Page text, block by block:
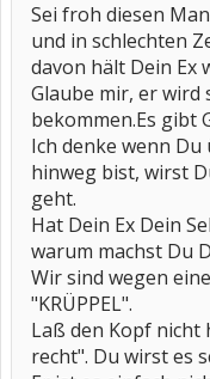
Sei froh diesen
und in schlechten
davon hält Dein Ex
Glaube mir, er wird
bekommen.Es gibt
Ich denke wenn
hinweg bist, wirst
geht.
Hat Dein Ex Dein
warum machst Du
Wir sind wegen
"KRÜPPEL".
Laß den Kopf nicht
recht". Du wirst es